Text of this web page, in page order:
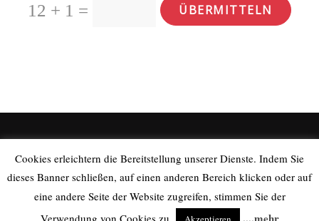
12 + 1 = ÜBERMITTELN
02711380218
Cookies erleichtern die Bereitstellung unserer Dienste. Indem Sie
dieses Banner schließen, auf einen anderen Bereich klicken oder auf
eine andere Seite der Website zugreifen, stimmen Sie der
Verwendung von Cookies zu.